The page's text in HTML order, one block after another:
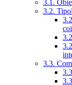
3.1.
3.2.
3.3.